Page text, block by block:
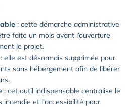
: cette démarche administrative
faite un mois avant l’ouverture
le projet.
: elle est désormais supprimée pour
sans hébergement afin de libérer
: cet outil indispensable centralise le
incendie et l’accessibilité pour